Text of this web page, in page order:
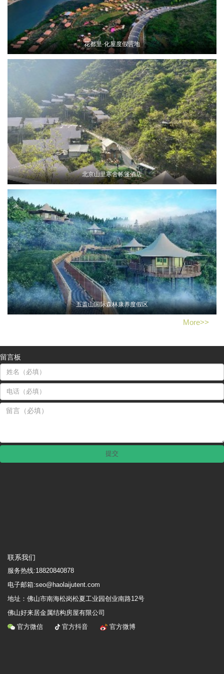
花都里·化屋度假营地
北京山里寒舍帐篷酒店
五盖山国际森林康养度假区
More>>
联系我们
服务热线:18820840878
电子邮箱:seo@haolaijutent.com
地址： 佛山市南海松岗松夏工业园创业南路12号
佛山好来居金属结构房屋有限公司
官方微信
官方抖音 官方微博
留言板